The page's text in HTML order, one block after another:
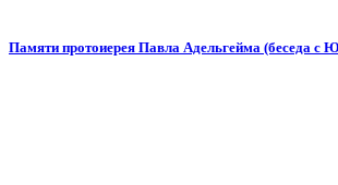
Памяти протоиерея Павла Адельгейма (беседа с